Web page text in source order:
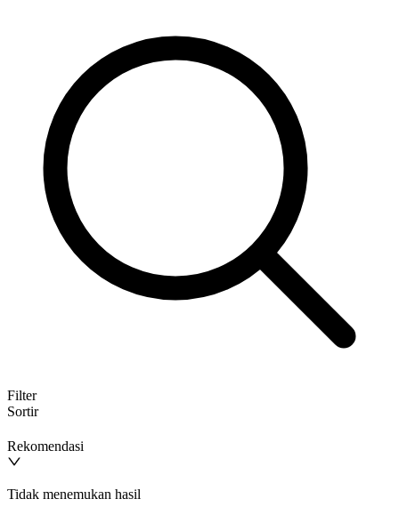
Filter
Sortir
Rekomendasi
Tidak menemukan hasil